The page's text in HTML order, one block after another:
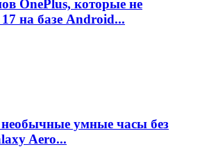
OnePlus, которые не
на базе Android...
необычные умные часы без
Aero...